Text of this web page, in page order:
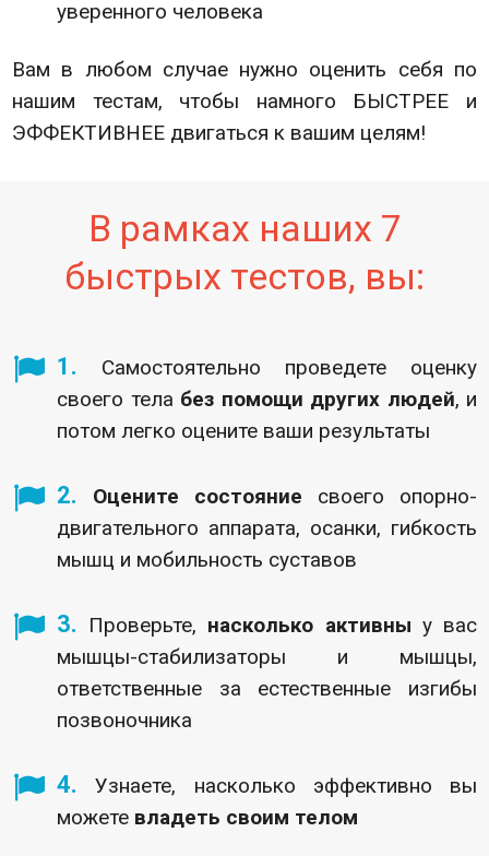
уверенного человека
Вам в любом случае нужно оценить себя по
нашим тестам, чтобы намного БЫСТРЕЕ и
ЭФФЕКТИВНЕЕ двигаться к вашим целям!
В рамках наших 7
быстрых тестов, вы:
1. Самостоятельно проведете оценку
своего тела без помощи других людей, и
потом легко оцените ваши результаты
2. Оцените состояние своего опорно-
двигательного аппарата, осанки, гибкость
мышц и мобильность суставов
3. Проверьте, насколько активны у вас
мышцы-стабилизаторы и мышцы,
ответственные за естественные изгибы
позвоночника
4.
Узнаете, насколько эффективно вы
можете владеть своим телом